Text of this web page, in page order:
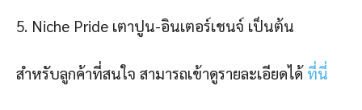
5. Niche Pride เตาปูน-อินเตอร์เชนจ์ เป็นต้น
สำหรับลูกค้าที่สนใจ สามารถเข้าดูรายละเอียดได้ ที่นี่